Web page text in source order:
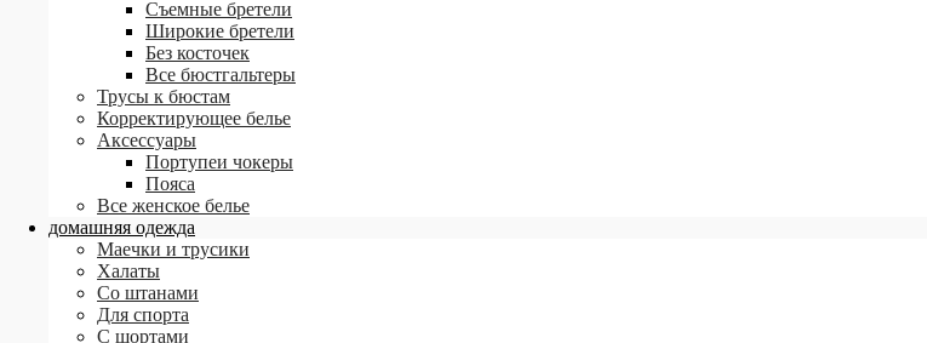
Съемные бретели
Широкие бретели
Без косточек
Все бюстгальтеры
Трусы к бюстам
Корректирующее белье
Аксессуары
Портупеи чокеры
Пояса
Все женское белье
домашняя одежда
Маечки и трусики
Халаты
Со штанами
Для спорта
С шортами